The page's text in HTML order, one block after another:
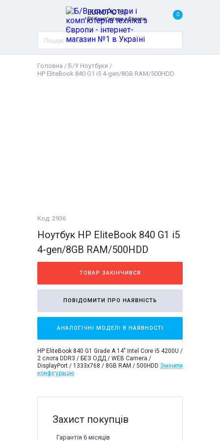
EUROPC.UA
БУ Комп'ютери з Європи
0
Головна / Б/У Ноутбуки /
HP EliteBook 840 G1 i5 4-gen/8GB RAM/500HDD
Код: 2936
Ноутбук HP EliteBook 840 G1 i5
4-gen/8GB RAM/500HDD
ТОВАР ЗАКІНЧИВСЯ
ПОВІДОМИТИ ПРО НАЯВНІСТЬ
АНАЛОГІЧНІ МОДЕЛІ В НАЯВНОСТІ
HP EliteBook 840 G1 Grade A 14" Intel Core i5 4200U /
2 слота DDR3 / БЕЗ ОДД / WEB Camera /
DisplayPort / 1333x768 / 8GB RAM / 500HDD Змінити
конфігурацію
Захист покупців
Гарантія 6 місяців